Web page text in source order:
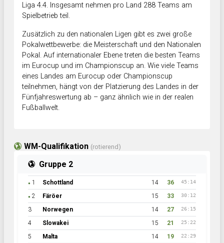
Liga 4.4. Insgesamt nehmen pro Land 288 Teams am
Spielbetrieb teil.
Zusätzlich zu den nationalen Ligen gibt es zwei große
Pokalwettbewerbe: die Meisterschaft und den Nationalen
Pokal. Auf internationaler Ebene treten die besten Teams
im Eurocup und im Championscup an. Wie viele Teams
eines Landes am Eurocup oder Championscup
teilnehmen, hängt von der Platzierung des Landes in der
Fünfjahreswertung ab – ganz ähnlich wie in der realen
Fußballwelt.
WM-Qualifikation (rotierend)
Gruppe 2
● 1 Schottland 14 36 45:14
● 2 Färöer 15 33 30:12
3 Norwegen 14 27 26:15
4 Slowakei 15 21 25:22
5 Malta 14 19 22:29